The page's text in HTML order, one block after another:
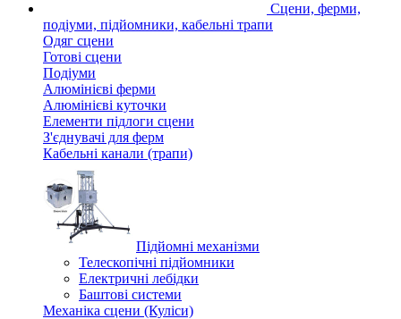
Сцени, ферми,
подіуми, підйомники, кабельні трапи
Одяг сцени
Готові сцени
Подіуми
Алюмінієві ферми
Алюмінієві куточки
Елементи підлоги сцени
З'єднувачі для ферм
Кабельні канали (трапи)
Підйомні механізми
Телескопічні підйомники
Електричні лебідки
Баштові системи
Механіка сцени (Куліси)